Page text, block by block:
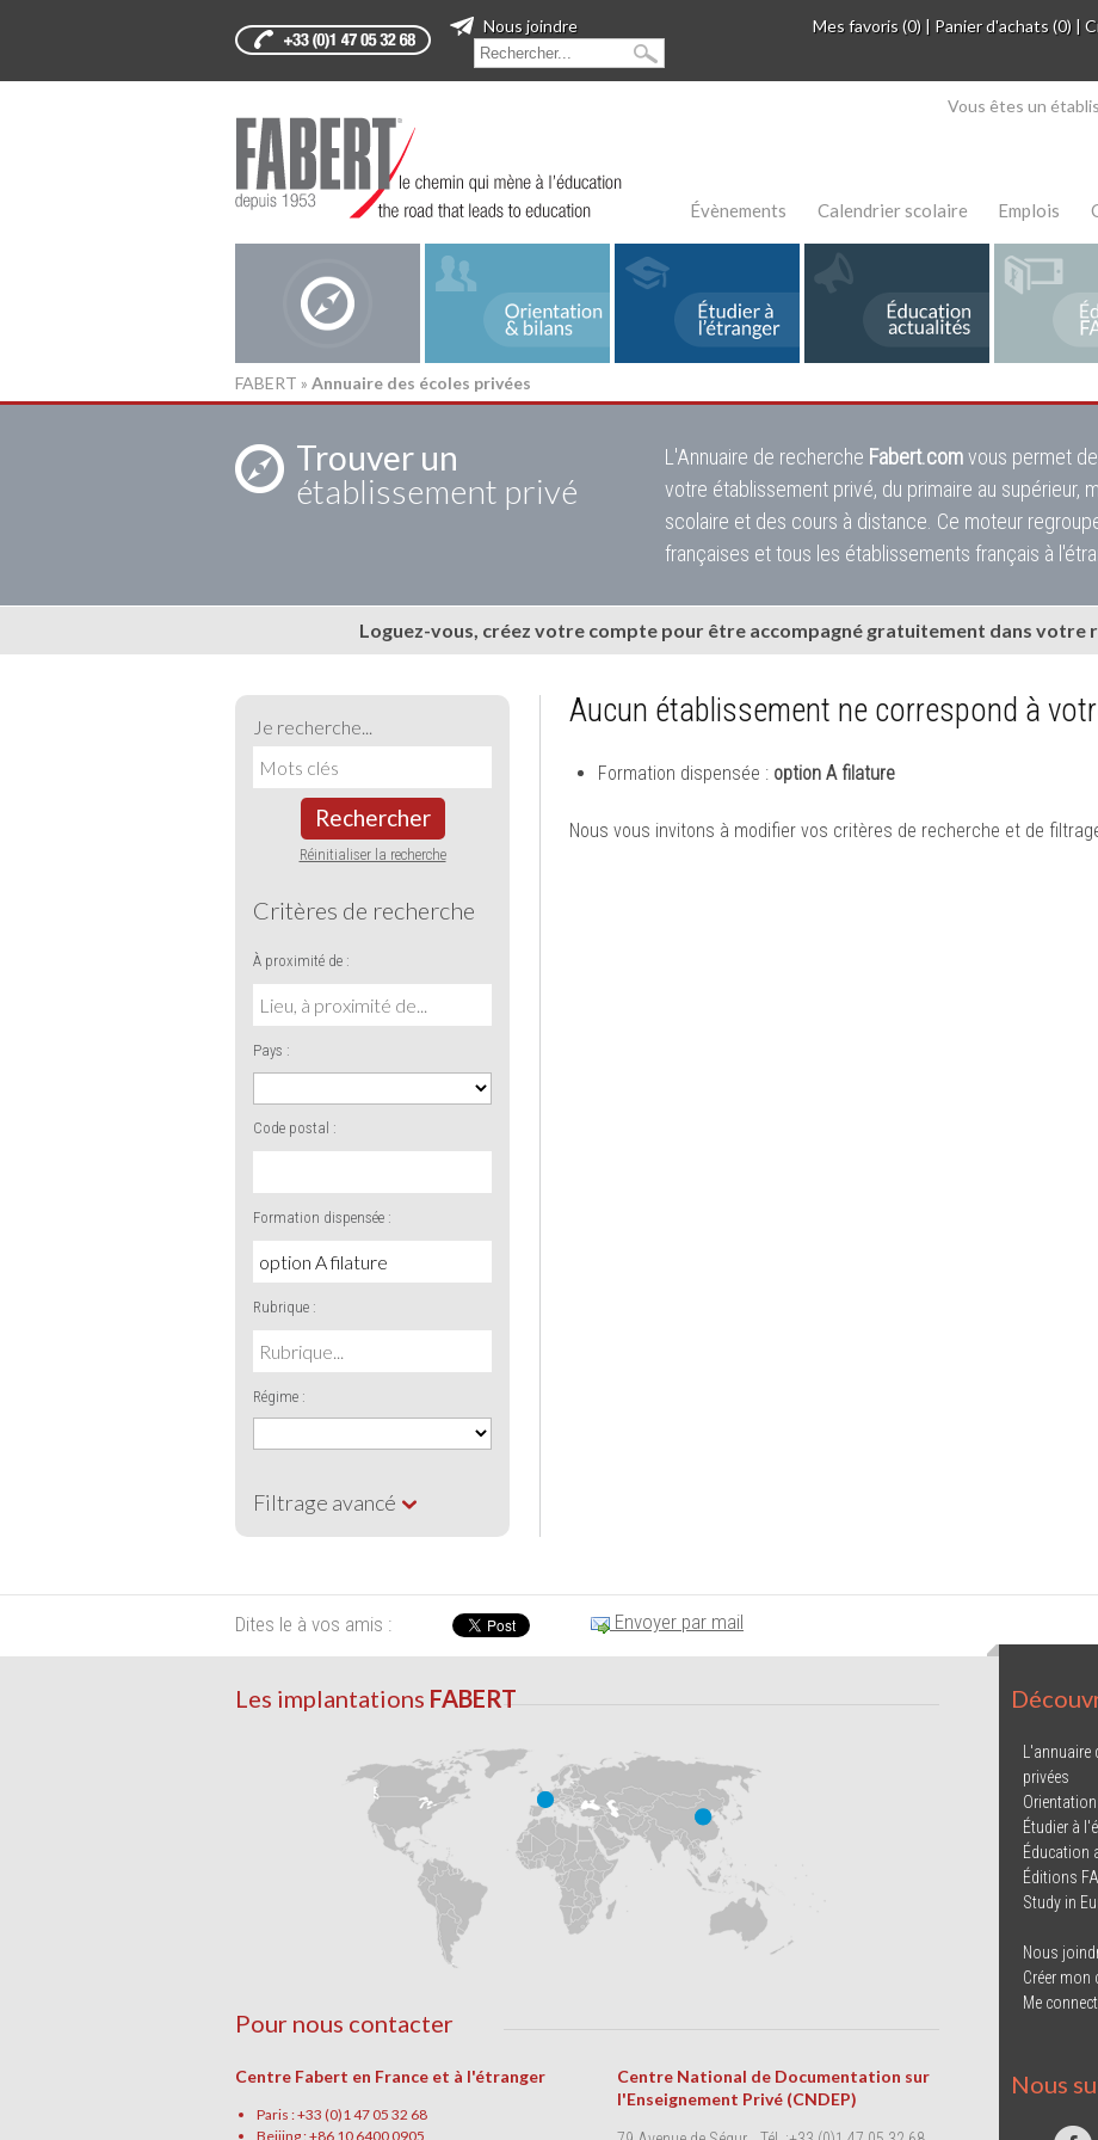
Mes favoris (0) | Panier d'achats (0) |
Nous joindre
Vous êtes un
Évènements Calendrier scolaire Emplois
FABERT » Annuaire des écoles privées
Trouver un
établissement privé
L'Annuaire de recherche Fabert.comvous permet
votre établissement privé, du primaire au supérieur,
scolaire et des cours à distance. Ce moteur
françaises et tous les établissements français à
Loguez-vous, créez votre compte pour être accompagné gratuitement dans votre
Je recherche...
Rechercher
Réinitialiser la recherche
Critères de recherche
À proximité de :
Pays :
Code postal :
Formation dispensée :
Rubrique :
Régime :
Filtrage avancé
Aucun établissement ne correspond à
Formation dispensée : option A filature
Nous vous invitons à modifier vos critères de recherche et de
Dites le à vos amis : Envoyer par mail
Les implantations FABERT
Pour nous contacter
Centre Fabert en France et à l'étranger
Paris : +33 (0)1 47 05 32 68
Beijing : +86 10 6400 0905
Centre National de Documentation sur
l'Enseignement Privé (CNDEP)
privées
Étudier à
Éducation
Éditions
Study in
Nous
Créer mon
Me
Nous